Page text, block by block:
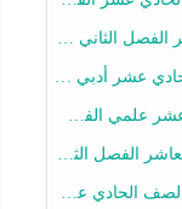
2025-2026
الثاني 2025-2026
2025-2026
الثاني 2025-2026
الثاني 2025-2026